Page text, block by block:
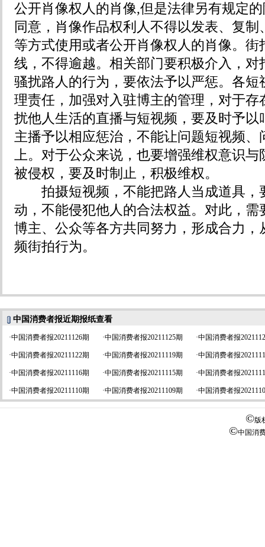
公开肖像权人的肖像,但是法律另有规定
同意，肖像作品权利人不得以发表、复制
等方式使用或者公开肖像权人的肖像。街
线，不得逾越。相关部门要积极介入，对
骚扰路人的行为，要依法予以严惩。各短
理责任，加强对入驻博主的管理，对于存
扰他人生活的直播与短视频，要及时予以
主播予以相应惩治，不能让问题短视频、
上。对于公众来说，也要增强维权意识
被侵权，要及时制止，积极维权。
拍摄短视频，不能把路人当成道具，
动，不能侵犯他人的合法权益。对此，需
博主、公众等各方共同努力，形成合力，
频街拍行为。
中国消费者报近期报纸查看
·中国消费者报20211126期 ·中国消费者报20211125期 ·中国消费者报
·中国消费者报20211122期 ·中国消费者报20211119期 ·中国消费者报
·中国消费者报20211116期 ·中国消费者报20211115期 ·中国消费者报
·中国消费者报20211110期 ·中国消费者报20211109期 ·中国消费者报
©版
©中国消